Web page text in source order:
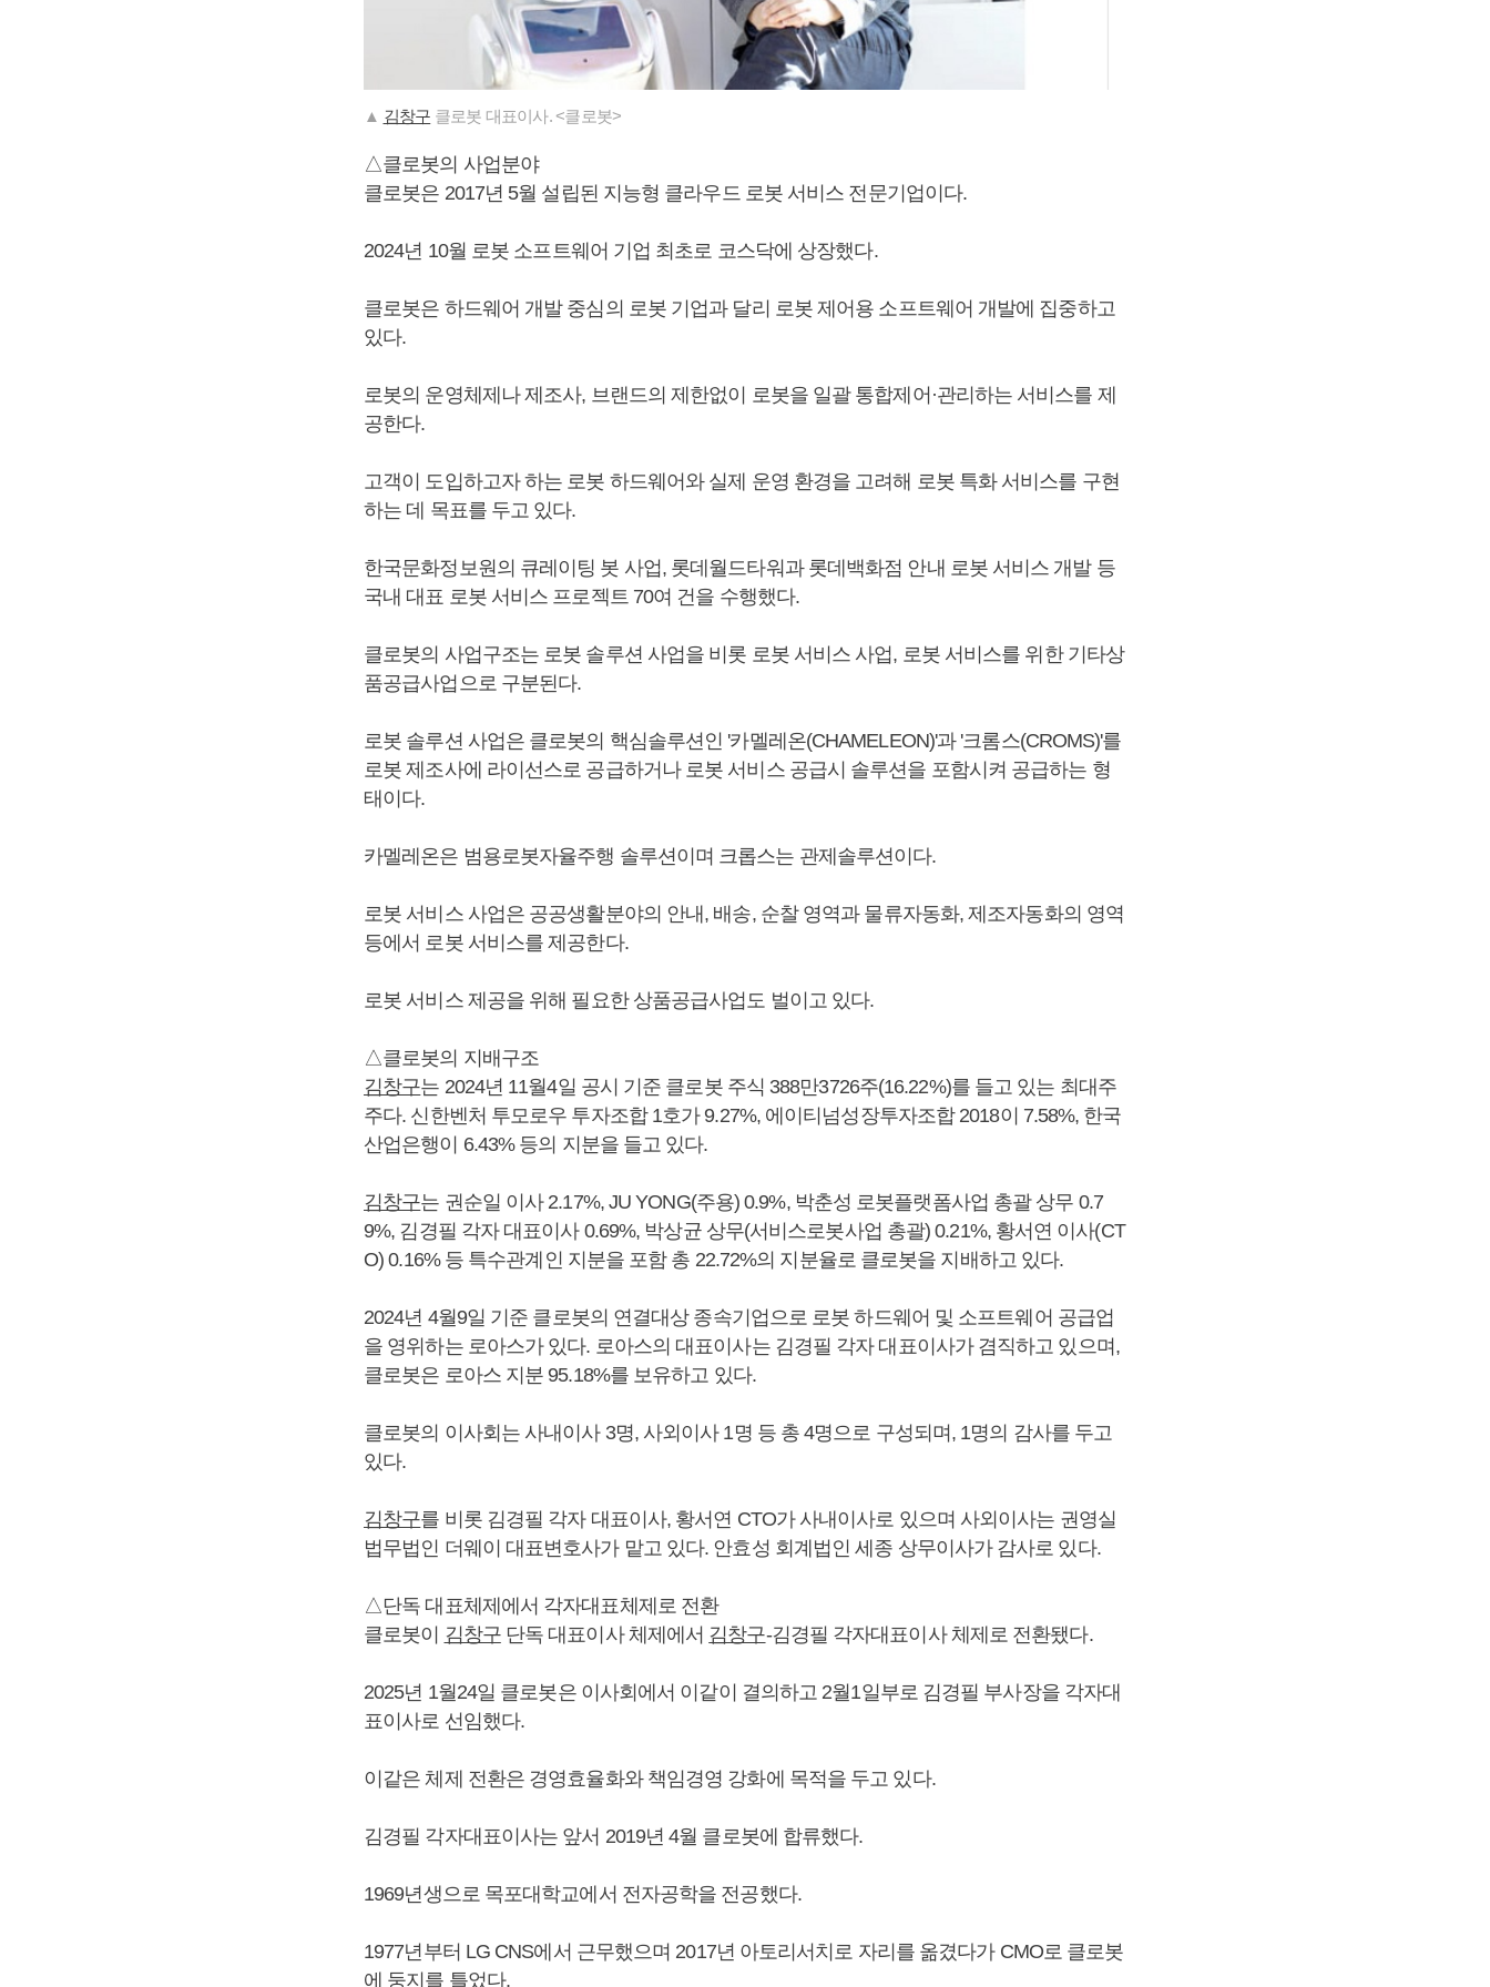
▲ 김창구 클로봇 대표이사. <클로봇>
△클로봇의 사업분야
클로봇은 2017년 5월 설립된 지능형 클라우드 로봇 서비스 전문기업이다.
2024년 10월 로봇 소프트웨어 기업 최초로 코스닥에 상장했다.
클로봇은 하드웨어 개발 중심의 로봇 기업과 달리 로봇 제어용 소프트웨어 개발에 집중하고
있다.
로봇의 운영체제나 제조사, 브랜드의 제한없이 로봇을 일괄 통합제어·관리하는 서비스를 제
공한다.
고객이 도입하고자 하는 로봇 하드웨어와 실제 운영 환경을 고려해 로봇 특화 서비스를 구현
하는 데 목표를 두고 있다.
한국문화정보원의 큐레이팅 봇 사업, 롯데월드타워과 롯데백화점 안내 로봇 서비스 개발 등
국내 대표 로봇 서비스 프로젝트 70여 건을 수행했다.
클로봇의 사업구조는 로봇 솔루션 사업을 비롯 로봇 서비스 사업, 로봇 서비스를 위한 기타상
품공급사업으로 구분된다.
로봇 솔루션 사업은 클로봇의 핵심솔루션인 '카멜레온(CHAMELEON)'과 '크롬스(CROMS)'를
로봇 제조사에 라이선스로 공급하거나 로봇 서비스 공급시 솔루션을 포함시켜 공급하는 형
태이다.
카멜레온은 범용로봇자율주행 솔루션이며 크롭스는 관제솔루션이다.
로봇 서비스 사업은 공공생활분야의 안내, 배송, 순찰 영역과 물류자동화, 제조자동화의 영역
등에서 로봇 서비스를 제공한다.
로봇 서비스 제공을 위해 필요한 상품공급사업도 벌이고 있다.
△클로봇의 지배구조
김창구는 2024년 11월4일 공시 기준 클로봇 주식 388만3726주(16.22%)를 들고 있는 최대주
주다. 신한벤처 투모로우 투자조합 1호가 9.27%, 에이티넘성장투자조합 2018이 7.58%, 한국
산업은행이 6.43% 등의 지분을 들고 있다.
김창구는 권순일 이사 2.17%, JU YONG(주용) 0.9%, 박춘성 로봇플랫폼사업 총괄 상무 0.7
9%, 김경필 각자 대표이사 0.69%, 박상균 상무(서비스로봇사업 총괄) 0.21%, 황서연 이사(CT
O) 0.16% 등 특수관계인 지분을 포함 총 22.72%의 지분율로 클로봇을 지배하고 있다.
2024년 4월9일 기준 클로봇의 연결대상 종속기업으로 로봇 하드웨어 및 소프트웨어 공급업
을 영위하는 로아스가 있다. 로아스의 대표이사는 김경필 각자 대표이사가 겸직하고 있으며,
클로봇은 로아스 지분 95.18%를 보유하고 있다.
클로봇의 이사회는 사내이사 3명, 사외이사 1명 등 총 4명으로 구성되며, 1명의 감사를 두고
있다.
김창구를 비롯 김경필 각자 대표이사, 황서연 CTO가 사내이사로 있으며 사외이사는 권영실
법무법인 더웨이 대표변호사가 맡고 있다. 안효성 회계법인 세종 상무이사가 감사로 있다.
△단독 대표체제에서 각자대표체제로 전환
클로봇이 김창구단독 대표이사 체제에서 김창구-김경필 각자대표이사 체제로 전환됐다.
2025년 1월24일 클로봇은 이사회에서 이같이 결의하고 2월1일부로 김경필 부사장을 각자대
표이사로 선임했다.
이같은 체제 전환은 경영효율화와 책임경영 강화에 목적을 두고 있다.
김경필 각자대표이사는 앞서 2019년 4월 클로봇에 합류했다.
1969년생으로 목포대학교에서 전자공학을 전공했다.
1977년부터 LG CNS에서 근무했으며 2017년 아토리서치로 자리를 옮겼다가 CMO로 클로봇
에 둥지를 틀었다.